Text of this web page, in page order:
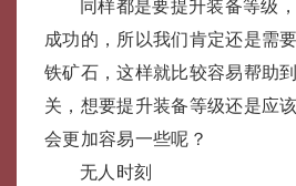
同样都是要提升装备等级
成功的，所以我们肯定还是需
铁矿石，这样就比较容易帮助
关，想要提升装备等级还是应
会更加容易一些呢？
无人时刻